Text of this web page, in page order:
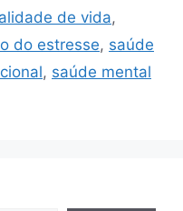
de vida,
do estresse, saúde
, saúde mental